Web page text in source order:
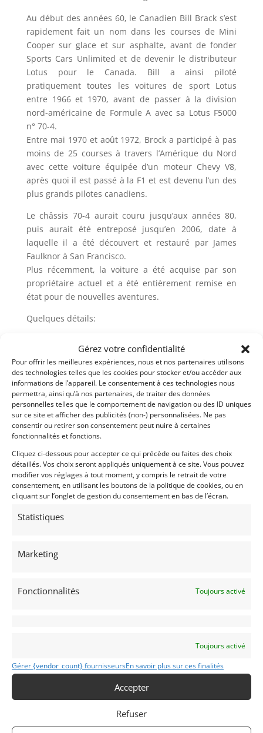
Gérez votre confidentialité
Pour offrir les meilleures expériences, nous et nos partenaires utilisons
des technologies telles que les cookies pour stocker et/ou accéder aux
informations de l’appareil. Le consentement à ces technologies nous
permettra, ainsi qu’à nos partenaires, de traiter des données
personnelles telles que le comportement de navigation ou des ID uniques
sur ce site et afficher des publicités (non-) personnalisées. Ne pas
consentir ou retirer son consentement peut nuire à certaines
fonctionnalités et fonctions.
Cliquez ci-dessous pour accepter ce qui précède ou faites des choix
détaillés. Vos choix seront appliqués uniquement à ce site. Vous pouvez
modifier vos réglages à tout moment, y compris le retrait de votre
consentement, en utilisant les boutons de la politique de cookies, ou en
cliquant sur l’onglet de gestion du consentement en bas de l’écran.
Statistiques
Marketing
Fonctionnalités Toujours activé
Toujours activé
Gérer {vendor_count} fournisseursEn savoir plus sur ces finalités
Accepter
Refuser
Au début des années 60, le Canadien Bill Brack s’est
rapidement fait un nom dans les courses de Mini
Cooper sur glace et sur asphalte, avant de fonder
Sports Cars Unlimited et de devenir le distributeur
Lotus pour le Canada. Bill a ainsi piloté
pratiquement toutes les voitures de sport Lotus
entre 1966 et 1970, avant de passer à la division
nord-américaine de Formule A avec sa Lotus F5000
n° 70-4.
Entre mai 1970 et août 1972, Brock a participé à pas
moins de 25 courses à travers l’Amérique du Nord
avec cette voiture équipée d’un moteur Chevy V8,
après quoi il est passé à la F1 et est devenu l’un des
plus grands pilotes canadiens.
Le châssis 70-4 aurait couru jusqu’aux années 80,
puis aurait été entreposé jusqu’en 2006, date à
laquelle il a été découvert et restauré par James
Faulknor à San Francisco.
Plus récemment, la voiture a été acquise par son
propriétaire actuel et a été entièrement remise en
état pour de nouvelles aventures.
Quelques détails:
• Vaste dossier historique avec résultats, photos,
articles
• Dessins Lotus originaux inclus
• Entièrement remise en état par JW Race Service aux
Pays-Bas
• Nouveau moteur Chevy 5L, seulement 2 heures
• Boîte de vitesses Hewland
• Nouvelle cellule de carburant et équipement de
sécurité 2020
• Cockpit pouvant accueillir un pilote plus grand que
la moyenne (panneau supérieur plus large)
• Située aux Pays-Bas
Mike VAN THIEL